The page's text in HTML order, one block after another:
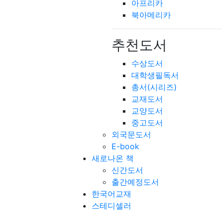
아프리카
북아메리카
추천도서
수상도서
대학생필독서
총서(시리즈)
교재도서
교양도서
중고도서
외국문도서
E-book
새로나온 책
신간도서
출간예정도서
한국어교재
스테디셀러